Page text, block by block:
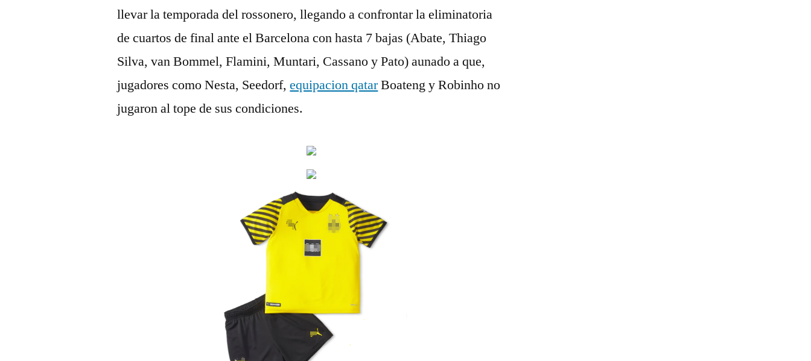
llevar la temporada del rossonero, llegando a confrontar la eliminatoria
de cuartos de final ante el Barcelona con hasta 7 bajas (Abate, Thiago
Silva, van Bommel, Flamini, Muntari, Cassano y Pato) aunado a que,
jugadores como Nesta, Seedorf,equipacion qatarBoateng y Robinho no
jugaron al tope de sus condiciones.